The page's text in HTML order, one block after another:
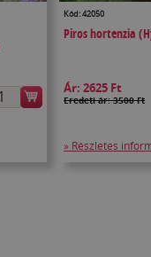
Kód: 42050
Piros hortenzia
Ár:2625 Ft
Eredeti ár: 3500 Ft
» Részletes